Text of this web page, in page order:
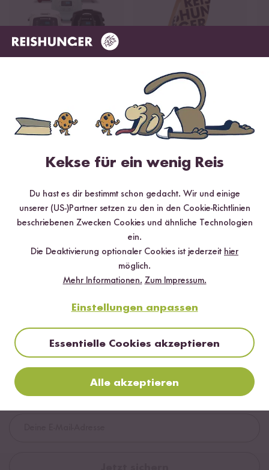
Reiskocher
ab 104,99 €
501
Bio Basmati Reis
ab 3,99 € 6,65 € / kg
Digitales Rezeptbuch per E-Mail
✔️ 25 leckere Rezepte aus unseren bunten Kochwelten
✔️ Von Sushi über Curry bis hin zu Desserts
✔️ Inklusive Tipps & Tricks für die Zubereitung
Kekse für ein wenig Reis
Du hast es dir bestimmt schon gedacht. Wir und einige
unserer (US-)Partner setzen zu den in den Cookie-Richtlinien
beschriebenen Zwecken Cookies und ähnliche Technologien
ein.
Die Deaktivierung optionaler Cookies ist jederzeit hier
möglich.
Mehr Informationen. Zum Impressum.
Einstellungen anpassen
Essentielle Cookies akzeptieren
Alle akzeptieren